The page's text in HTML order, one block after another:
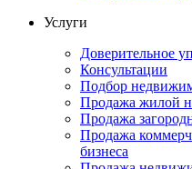
Услуги
Доверительное
Консультации
Подбор
Продажа жилой
Продажа
Продажа
бизнеса